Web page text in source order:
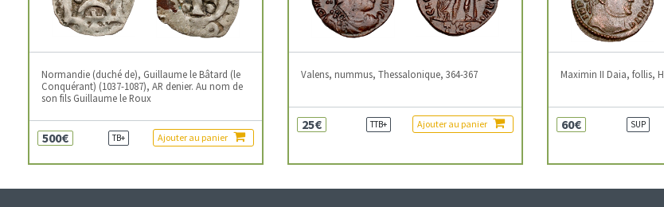
Normandie (duché de), Guillaume le Bâtard (le
Conquérant) (1037-1087), AR denier. Au nom de
son fils Guillaume le Roux
500€ TB+ Ajouter au panier
Valens, nummus, Thessalonique, 364-367
25€ TTB+ Ajouter au panier
Maximin II Daia, follis,
60€ SUP